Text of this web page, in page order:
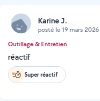
Karine J.
posté le 19 mars 2026
Outillage & Entretien
réactif
Super réactif